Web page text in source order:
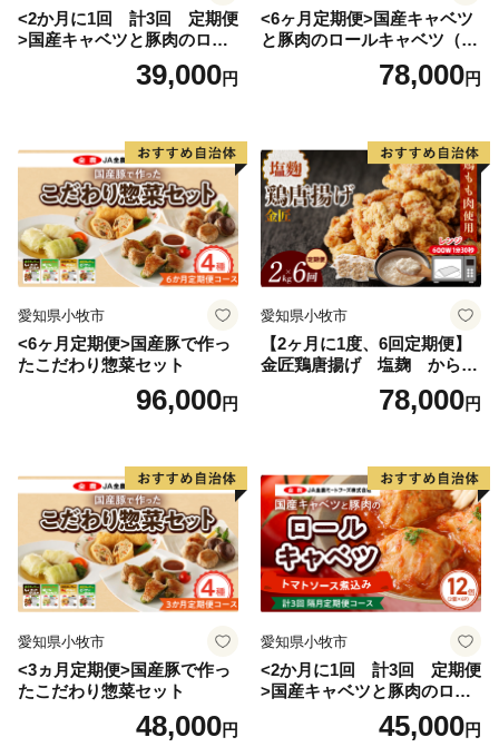
てお送りください。
<2か月に1回 計3回 定期便
>国産キャベツと豚肉のロー
ルキャベツ（4P入り）
39,000円
<6ヶ月定期便>国産キャベツ
と豚肉のロールキャベツ（4P
78,000円
愛知県小牧市
<6ヶ月定期便>国産豚で作っ
たこだわり惣菜セット
96,000円
愛知県小牧市
【2ヶ月に1度、6回定期便】
金匠鶏唐揚げ 塩麹 からあ
78,000円
愛知県小牧市
<3ヵ月定期便>国産豚で作っ
たこだわり惣菜セット
48,000円
愛知県小牧市
<2か月に1回 計3回 定期便
>国産キャベツと豚肉のロー
ルキャベツ（6P入り）
45,000円